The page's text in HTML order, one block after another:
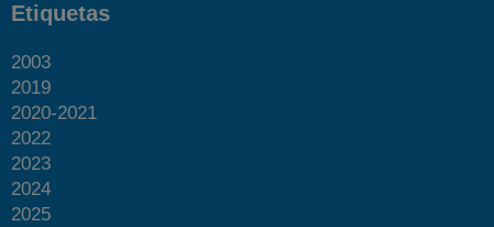
Etiquetas
2003
2019
2020-2021
2022
2023
2024
2025